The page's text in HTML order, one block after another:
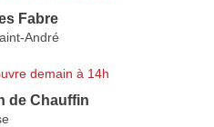
Fabre
André
demain à 14h
de Chauffin